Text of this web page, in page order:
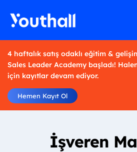
4 haftalık satış odaklı eğitim &
Sales Leader Academy başladı!
için kayıtlar devam ediyor.
Hemen Kayıt Ol
İşveren